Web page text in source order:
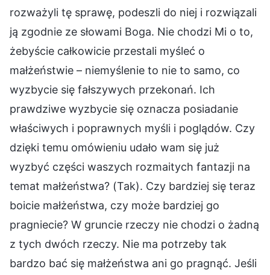
rozważyli tę sprawę, podeszli do niej i rozwiązali
ją zgodnie ze słowami Boga. Nie chodzi Mi o to,
żebyście całkowicie przestali myśleć o
małżeństwie – niemyślenie to nie to samo, co
wyzbycie się fałszywych przekonań. Ich
prawdziwe wyzbycie się oznacza posiadanie
właściwych i poprawnych myśli i poglądów. Czy
dzięki temu omówieniu udało wam się już
wyzbyć części waszych rozmaitych fantazji na
temat małżeństwa? (Tak). Czy bardziej się teraz
boicie małżeństwa, czy może bardziej go
pragniecie? W gruncie rzeczy nie chodzi o żadną
z tych dwóch rzeczy. Nie ma potrzeby tak
bardzo bać się małżeństwa ani go pragnąć. Jeśli